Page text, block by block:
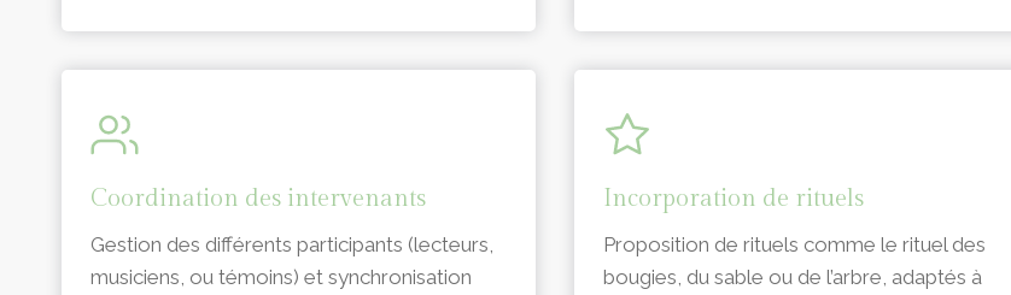
Coordination des intervenants
Gestion des différents participants (lecteurs,
musiciens, ou témoins) et synchronisation
Incorporation de rituels
Proposition de rituels comme le rituel des
bougies, du sable ou de l’arbre, adaptés à